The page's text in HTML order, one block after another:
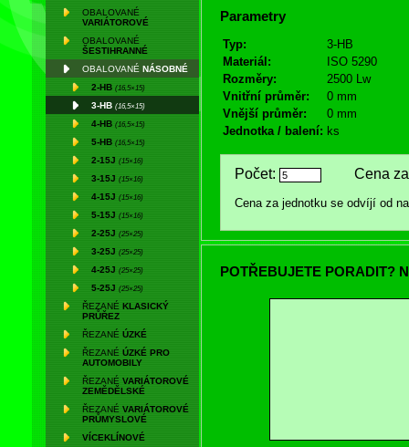
OBALOVANÉ
VARIÁTOROVÉ
OBALOVANÉ
ŠESTIHRANNÉ
OBALOVANÉ NÁSOBNÉ
2-HB (16,5×15)
3-HB (16,5×15)
4-HB (16,5×15)
5-HB (16,5×15)
2-15J (15×16)
3-15J (15×16)
4-15J (15×16)
5-15J (15×16)
2-25J (25×25)
3-25J (25×25)
4-25J (25×25)
5-25J (25×25)
ŘEZANÉ KLASICKÝ
PRŮŘEZ
ŘEZANÉ ÚZKÉ
ŘEZANÉ ÚZKÉ PRO
AUTOMOBILY
ŘEZANÉ VARIÁTOROVÉ
ZEMĚDĚLSKÉ
ŘEZANÉ VARIÁTOROVÉ
PRŮMYSLOVÉ
VÍCEKLÍNOVÉ
Parametry
Typ:
3-HB
Materiál:
ISO 5290
Rozměry:
2500 Lw
Vnitřní průměr:
0 mm
Vnější průměr:
0 mm
Jednotka / balení: ks
Počet: Cena za
Cena za jednotku se odvíjí od
POTŘEBUJETE PORADIT?